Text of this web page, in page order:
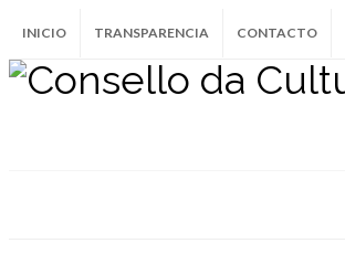
INICIO TRANSPARENCIA CONTACTO